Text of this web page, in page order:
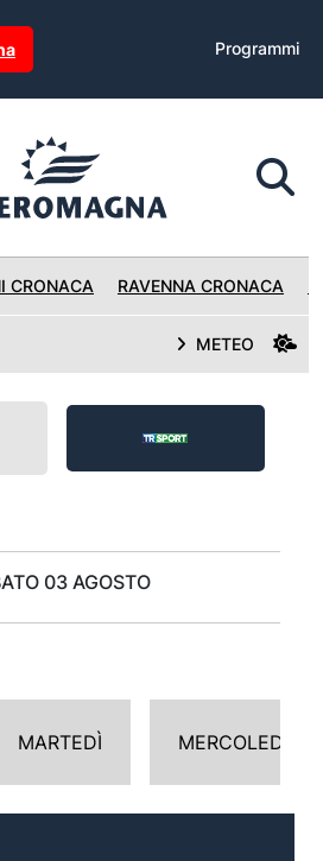
Programmi
CRONACA RAVENNA CRONACA
METEO
03 AGOSTO
MARTEDÌ MERCOLEDÌ